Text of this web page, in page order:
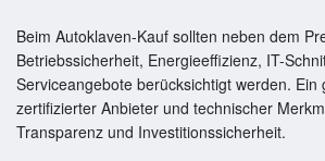
Beim Autoklaven-Kauf sollten neben dem
Betriebssicherheit, Energieeffizienz, IT-
Serviceangebote berücksichtigt werden. Ein
zertifizierter Anbieter und technischer
Transparenz und Investitionssicherheit.